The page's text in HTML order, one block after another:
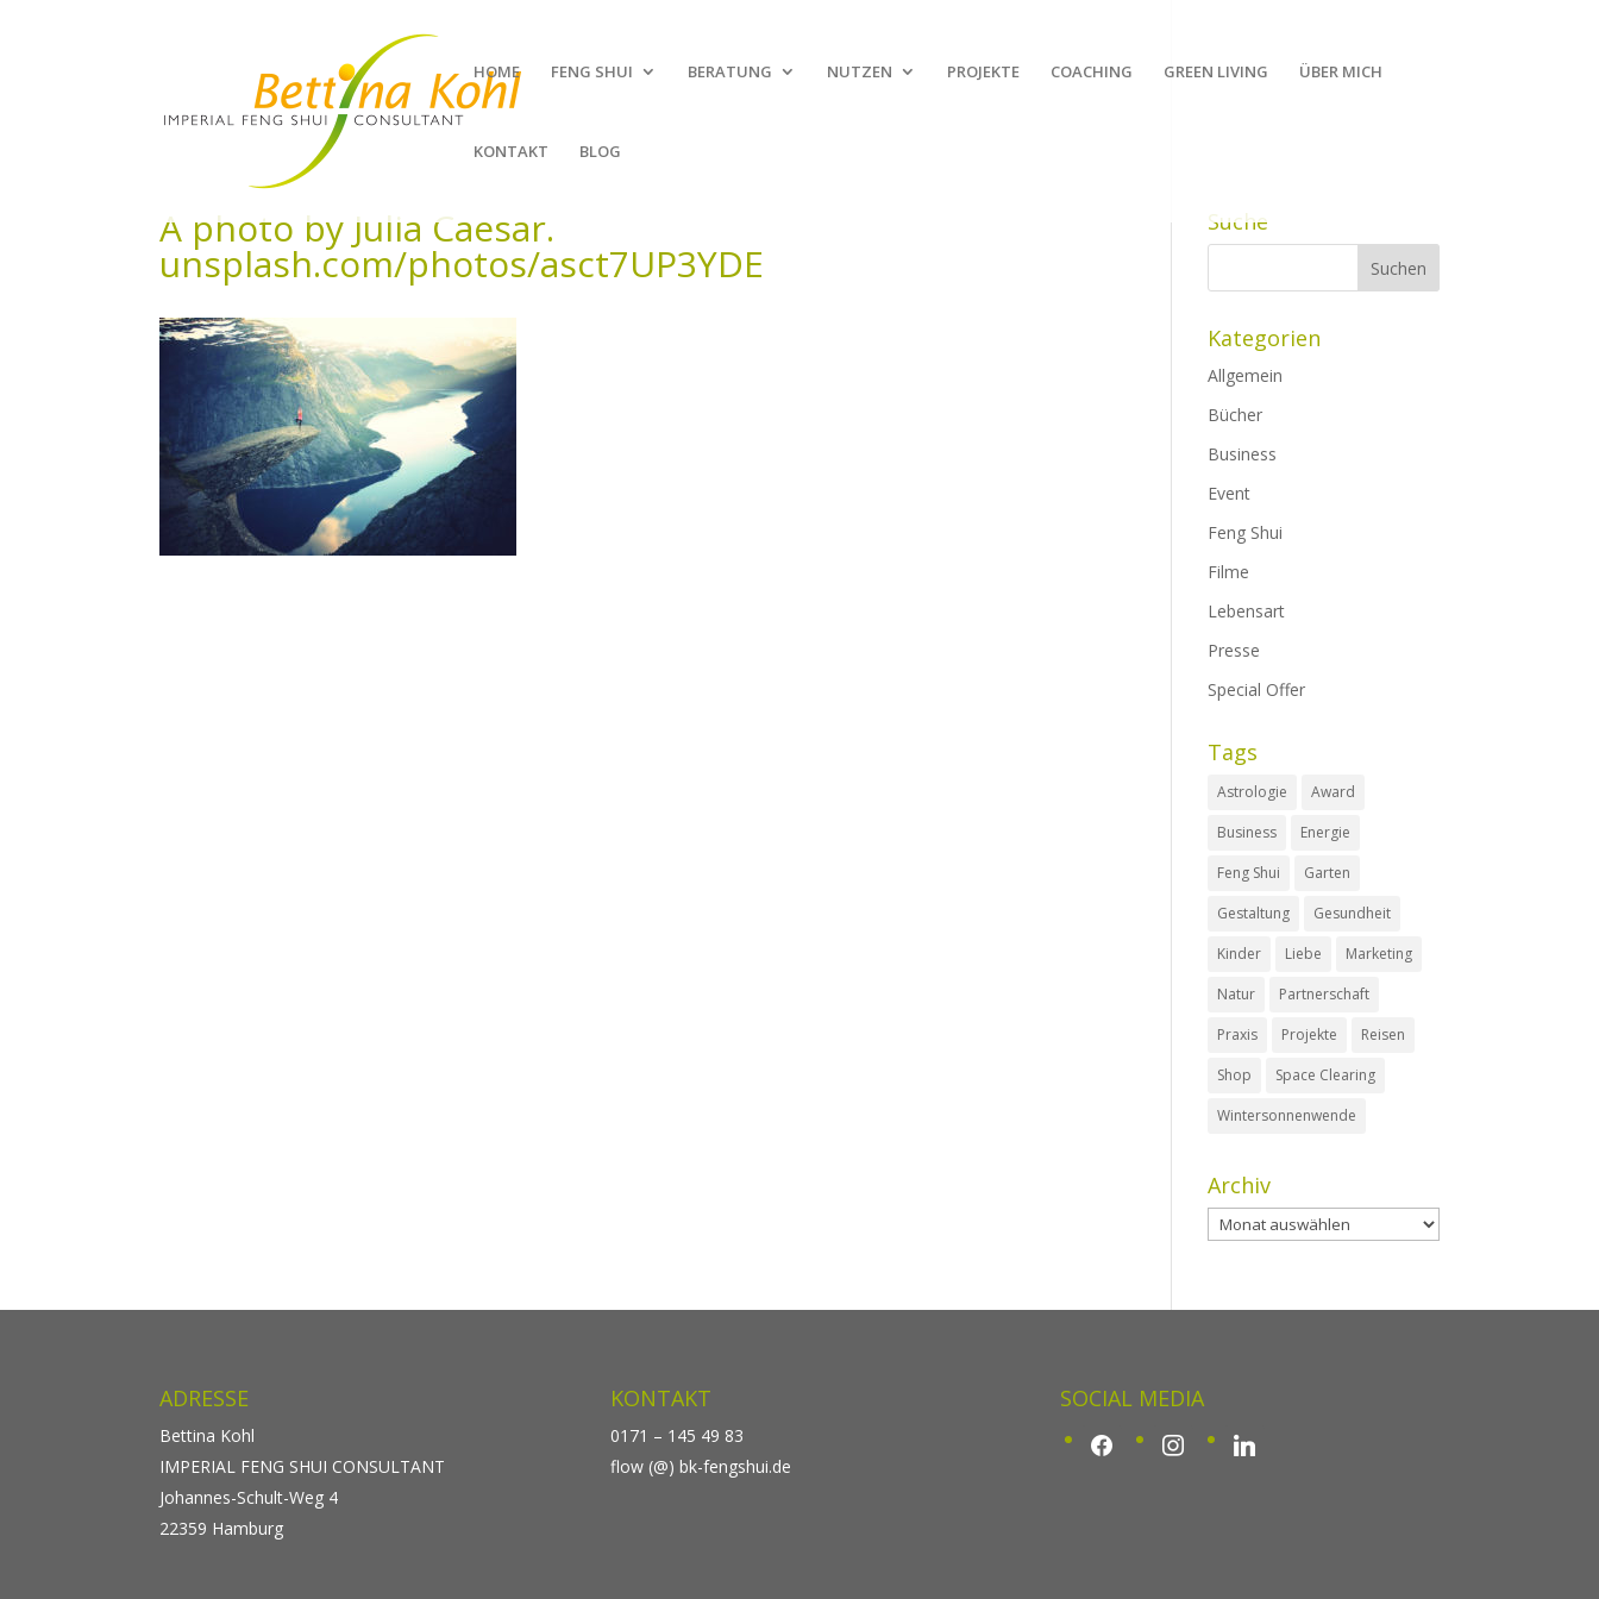
HOME FENG SHUI BERATUNG NUTZEN PROJEKTE COACHING GREEN LIVING ÜBER MICH
KONTAKT BLOG
A photo by Julia Caesar.
unsplash.com/photos/asct7UP3YDE
Suche
Kategorien
Allgemein
Bücher
Business
Event
Feng Shui
Filme
Lebensart
Presse
Special Offer
Tags
Astrologie
Award
Business
Energie
Feng Shui
Garten
Gestaltung
Gesundheit
Kinder
Liebe
Marketing
Natur
Partnerschaft
Praxis
Projekte
Reisen
Shop
Space Clearing
Wintersonnenwende
Archiv
Archiv
ADRESSE
Bettina Kohl
IMPERIAL FENG SHUI CONSULTANT
Johannes-Schult-Weg 4
22359 Hamburg
KONTAKT
0171 – 145 49 83
flow (@) bk-fengshui.de
SOCIAL MEDIA
facebook instagram linkedin